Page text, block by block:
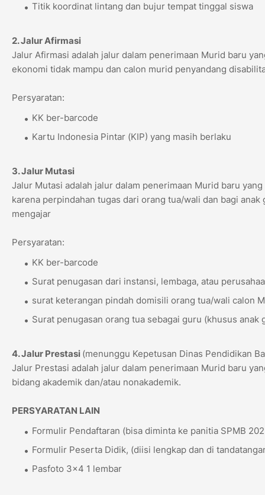
Titik koordinat lintang dan bujur tempat tinggal siswa
2. Jalur Afirmasi
Jalur Afirmasi adalah jalur dalam penerimaan Murid baru
ekonomi tidak mampu dan calon murid penyandang
Persyaratan:
KK ber-barcode
Kartu Indonesia Pintar (KIP) yang masih berlaku
3. Jalur Mutasi
Jalur Mutasi adalah jalur dalam penerimaan Murid baru
karena perpindahan tugas dari orang tua/wali dan bagi
mengajar
Persyaratan:
KK ber-barcode
Surat penugasan dari instansi, lembaga, atau
surat keterangan pindah domisili orang tua/wali calon
Surat penugasan orang tua sebagai guru (khusus anak
4. Jalur Prestasi (menunggu Kepetusan Dinas Pendidikan
Jalur Prestasi adalah jalur dalam penerimaan Murid baru
bidang akademik dan/atau nonakademik.
PERSYARATAN LAIN
Formulir Pendaftaran (bisa diminta ke panitia SPMB
Formulir Peserta Didik, (diisi lengkap dan di
Pasfoto 3x4 1 lembar